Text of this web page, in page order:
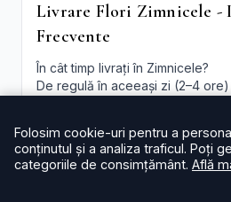
Livrare Flori Zimnicele -
Frecvente
În cât timp livrați în Zimnicele?
De regulă în aceeași zi (2–4
plasate în intervalul
Zimnicele in aceeasi zi în
Este livrarea de flori la domiciliu
Folosim cookie-uri pentru a
conținutul și a analiza traficul. Poți
categoriile de consimțământ. Află